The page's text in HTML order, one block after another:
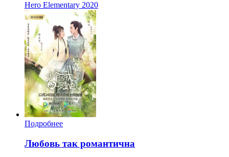
Hero Elementary 2020
Подробнее
Любовь так романтична